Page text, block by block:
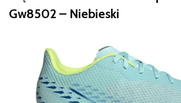
Gw8502 – Niebieski